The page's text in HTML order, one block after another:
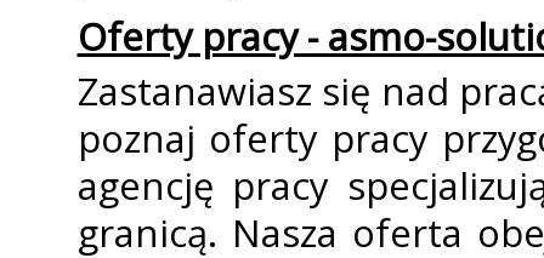
Oferty pracy - asmo-
Zastanawiasz się nad
poznaj oferty pracy
agencję pracy
granicą. Nasza oferta